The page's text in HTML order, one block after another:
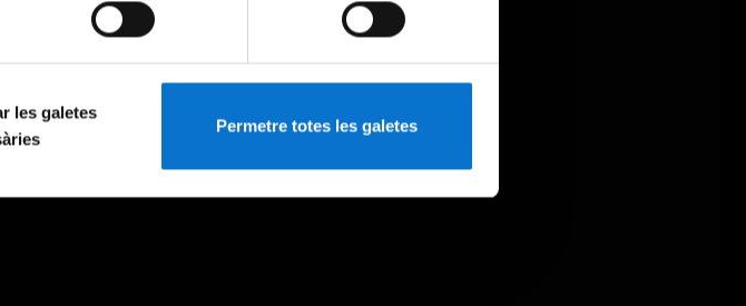
les galetes
Permetre totes les galetes